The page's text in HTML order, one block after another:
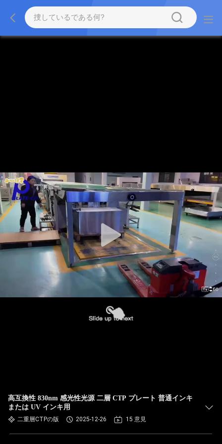
高互換性 830nm 感光性光源 二層 CTP プレート 普通インキ
または UV インキ用
二重層CTPの版 2025-12-26 15 意見